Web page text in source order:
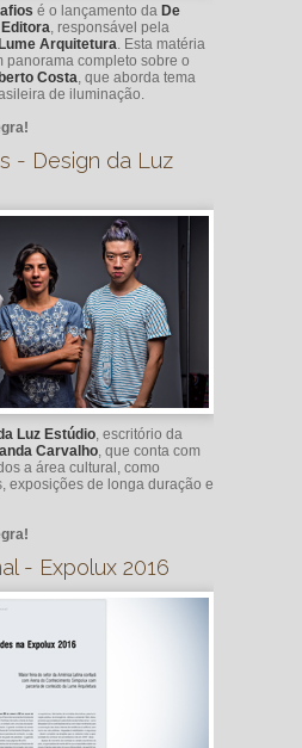
é o lançamento da De
, responsável pela
Arquitetura . Esta matéria
panorama completo sobre o
Costa , que aborda tema
de iluminação.
- Design da Luz
Luz Estúdio, escritório da
Carvalho, que conta com
a área cultural, como
exposições de longa duração e
- Expolux 2016